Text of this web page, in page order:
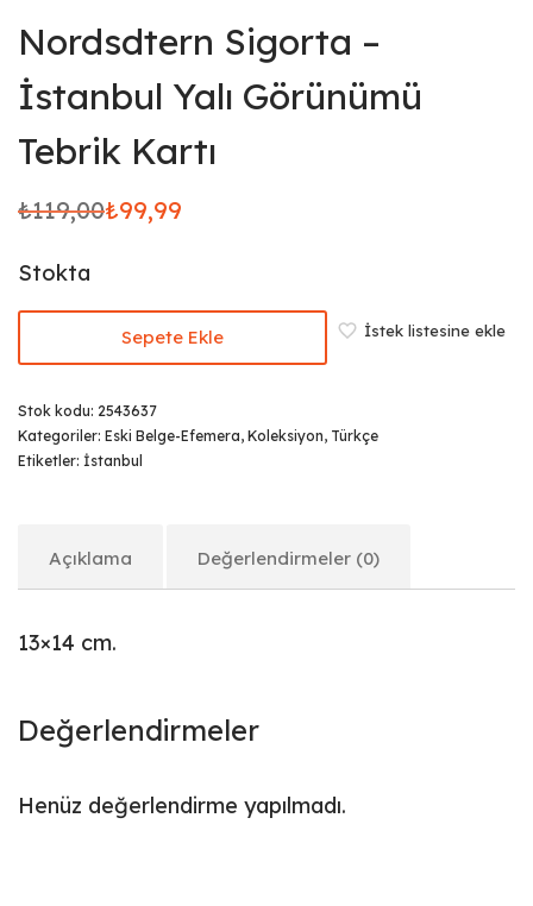
Nordsdtern Sigorta –
İstanbul Yalı Görünümü
Tebrik Kartı
₺119,00
Orijinal
₺119,00.
₺99,99
Şu
fiyat:
₺99,99.
Stokta
Sepete Ekle İstek listesine ekle
Stok kodu: 2543637
Kategoriler: Eski Belge-Efemera, Koleksiyon, Türkçe
Etiketler: İstanbul
Açıklama Değerlendirmeler (0)
13×14 cm.
Değerlendirmeler
Henüz değerlendirme yapılmadı.